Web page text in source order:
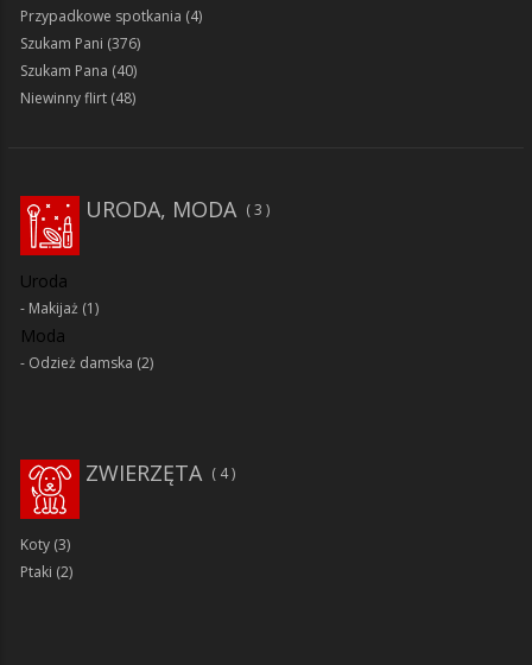
Przypadkowe spotkania (4)
Szukam Pani (376)
Szukam Pana (40)
Niewinny flirt (48)
URODA, MODA 3
Uroda
Makijaż (1)
Moda
Odzież damska (2)
ZWIERZĘTA 4
Koty (3)
Ptaki (2)